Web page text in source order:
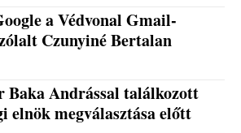
a Védvonal Gmail-
Czunyiné Bertalan
Baka Andrással találkozott
elnök megválasztása előtt